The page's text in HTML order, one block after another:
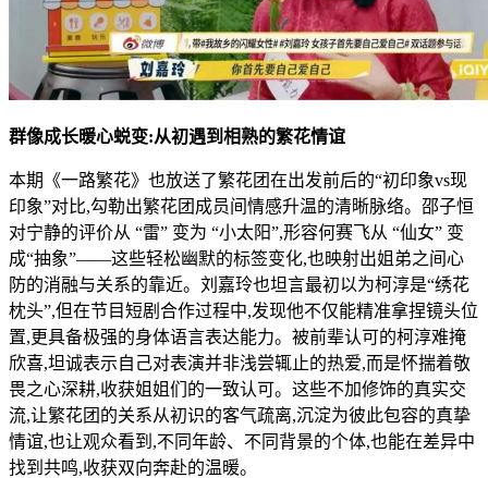
群像成长暖心蜕变:从初遇到相熟的繁花情谊
本期《一路繁花》也放送了繁花团在出发前后的“初印象vs现
印象”对比,勾勒出繁花团成员间情感升温的清晰脉络。邵子恒
对宁静的评价从 “雷” 变为 “小太阳”,形容何赛飞从 “仙女” 变
成“抽象”——这些轻松幽默的标签变化,也映射出姐弟之间心
防的消融与关系的靠近。刘嘉玲也坦言最初以为柯淳是“绣花
枕头”,但在节目短剧合作过程中,发现他不仅能精准拿捏镜头位
置,更具备极强的身体语言表达能力。被前辈认可的柯淳难掩
欣喜,坦诚表示自己对表演并非浅尝辄止的热爱,而是怀揣着敬
畏之心深耕,收获姐姐们的一致认可。这些不加修饰的真实交
流,让繁花团的关系从初识的客气疏离,沉淀为彼此包容的真挚
情谊,也让观众看到,不同年龄、不同背景的个体,也能在差异中
找到共鸣,收获双向奔赴的温暖。